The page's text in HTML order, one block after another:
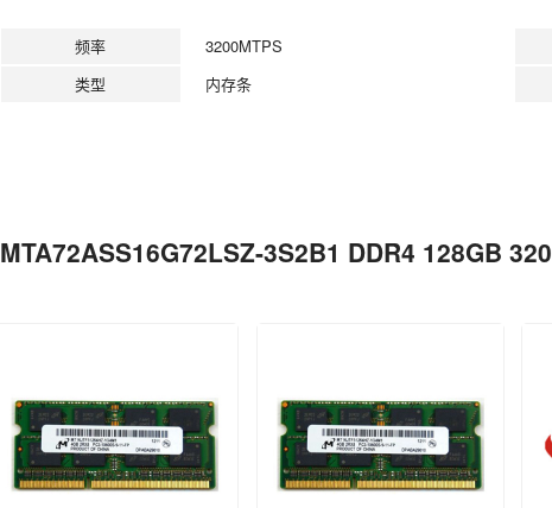
频率 3200MTPS
类型
内存条
MTA72ASS16G72LSZ-3S2B1 DDR4 128GB